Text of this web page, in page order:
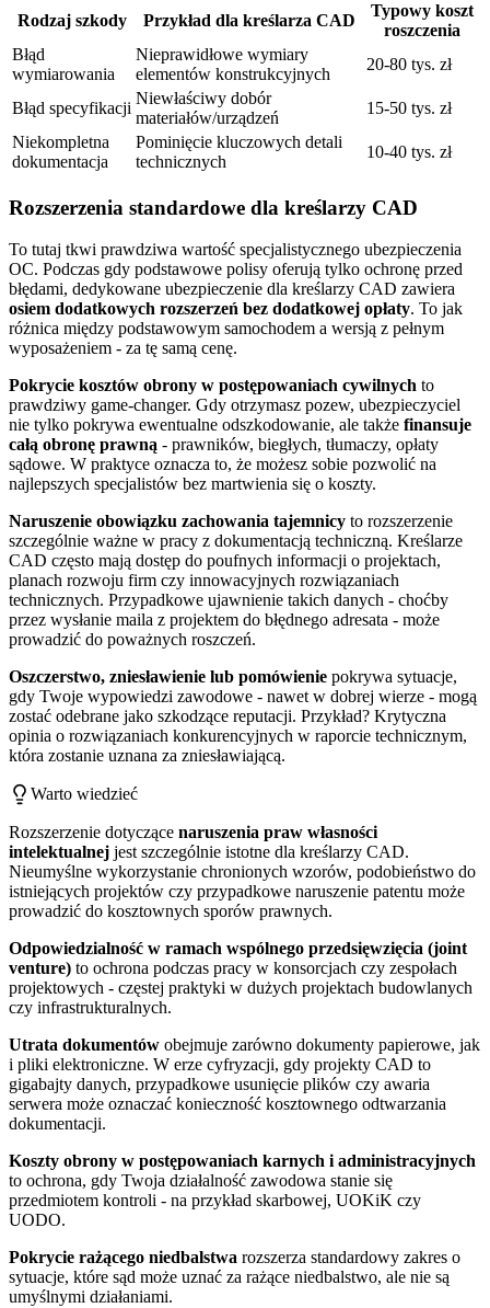
Rodzaj szkody Przykład dla kreślarza CAD
Typowy koszt
roszczenia
Błąd
wymiarowania
Nieprawidłowe wymiary
elementów konstrukcyjnych
20-80 tys. zł
Błąd specyfikacji
Niewłaściwy dobór
materiałów/urządzeń
15-50 tys. zł
Niekompletna
dokumentacja
Pominięcie kluczowych detali
technicznych
10-40 tys. zł
Rozszerzenia standardowe dla kreślarzy CAD
To tutaj tkwi prawdziwa wartość specjalistycznego ubezpieczenia
OC. Podczas gdy podstawowe polisy oferują tylko ochronę przed
błędami, dedykowane ubezpieczenie dla kreślarzy CAD zawiera
osiem dodatkowych rozszerzeń bez dodatkowej opłaty. To jak
różnica między podstawowym samochodem a wersją z pełnym
wyposażeniem - za tę samą cenę.
Pokrycie kosztów obrony w postępowaniach cywilnych to
prawdziwy game-changer. Gdy otrzymasz pozew, ubezpieczyciel
nie tylko pokrywa ewentualne odszkodowanie, ale także finansuje
całą obronę prawną - prawników, biegłych, tłumaczy, opłaty
sądowe. W praktyce oznacza to, że możesz sobie pozwolić na
najlepszych specjalistów bez martwienia się o koszty.
Naruszenie obowiązku zachowania tajemnicy to rozszerzenie
szczególnie ważne w pracy z dokumentacją techniczną. Kreślarze
CAD często mają dostęp do poufnych informacji o projektach,
planach rozwoju firm czy innowacyjnych rozwiązaniach
technicznych. Przypadkowe ujawnienie takich danych - choćby
przez wysłanie maila z projektem do błędnego adresata - może
prowadzić do poważnych roszczeń.
Oszczerstwo, zniesławienie lub pomówienie pokrywa sytuacje,
gdy Twoje wypowiedzi zawodowe - nawet w dobrej wierze - mogą
zostać odebrane jako szkodzące reputacji. Przykład? Krytyczna
opinia o rozwiązaniach konkurencyjnych w raporcie technicznym,
która zostanie uznana za zniesławiającą.
Warto wiedzieć
Rozszerzenie dotyczące naruszenia praw własności
intelektualnej jest szczególnie istotne dla kreślarzy CAD.
Nieumyślne wykorzystanie chronionych wzorów, podobieństwo do
istniejących projektów czy przypadkowe naruszenie patentu może
prowadzić do kosztownych sporów prawnych.
Odpowiedzialność w ramach wspólnego przedsięwzięcia (joint
venture) to ochrona podczas pracy w konsorcjach czy zespołach
projektowych - częstej praktyki w dużych projektach budowlanych
czy infrastrukturalnych.
Utrata dokumentów obejmuje zarówno dokumenty papierowe, jak
i pliki elektroniczne. W erze cyfryzacji, gdy projekty CAD to
gigabajty danych, przypadkowe usunięcie plików czy awaria
serwera może oznaczać konieczność kosztownego odtwarzania
dokumentacji.
Koszty obrony w postępowaniach karnych i administracyjnych
to ochrona, gdy Twoja działalność zawodowa stanie się
przedmiotem kontroli - na przykład skarbowej, UOKiK czy
UODO.
Pokrycie rażącego niedbalstwa rozszerza standardowy zakres o
sytuacje, które sąd może uznać za rażące niedbalstwo, ale nie są
umyślnymi działaniami.